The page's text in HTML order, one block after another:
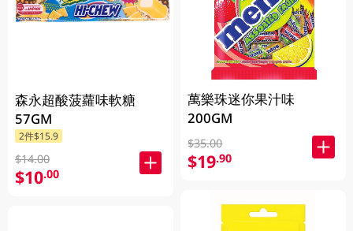
森永超酸菠蘿味軟糖
57GM
2件$15.9
$14.00
$10.00
萬樂珠迷你果汁味
200GM
$35.00
$19.90